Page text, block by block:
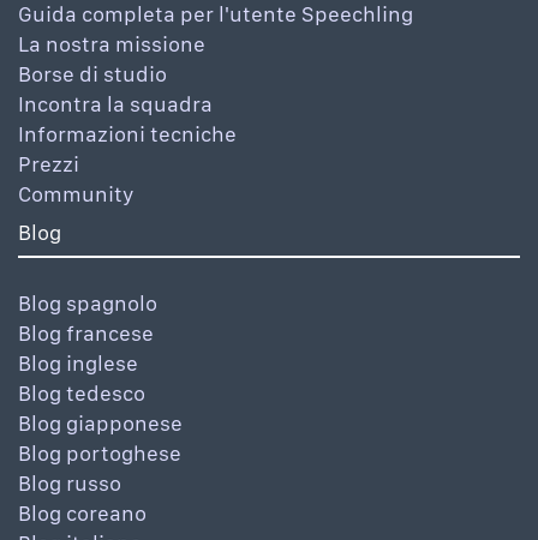
Guida completa per l'utente Speechling
La nostra missione
Borse di studio
Incontra la squadra
Informazioni tecniche
Prezzi
Community
Blog
Blog spagnolo
Blog francese
Blog inglese
Blog tedesco
Blog giapponese
Blog portoghese
Blog russo
Blog coreano